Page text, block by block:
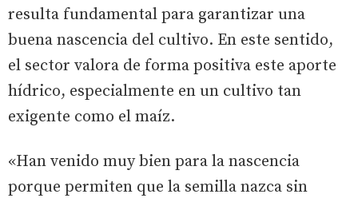
resulta fundamental para garantizar una
buena nascencia del cultivo. En este sentido,
el sector valora de forma positiva este aporte
hídrico, especialmente en un cultivo tan
exigente como el maíz.
«Han venido muy bien para la nascencia
porque permiten que la semilla nazca sin